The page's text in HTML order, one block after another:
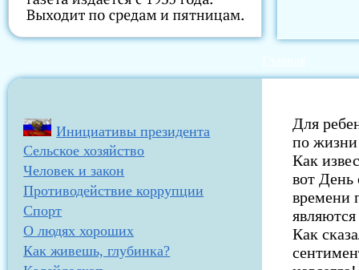
Инициативы президента
Сельское хозяйство
Человек и закон
Противодействие коррупции
Спорт
О людях хороших
Как живешь, глубинка?
Для
по
Как
вот День
времени
Как